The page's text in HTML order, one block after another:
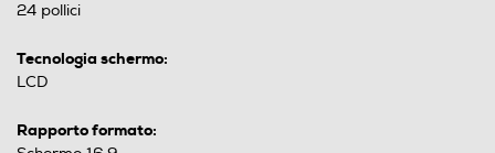
24 pollici
Tecnologia schermo:
LCD
Rapporto formato: